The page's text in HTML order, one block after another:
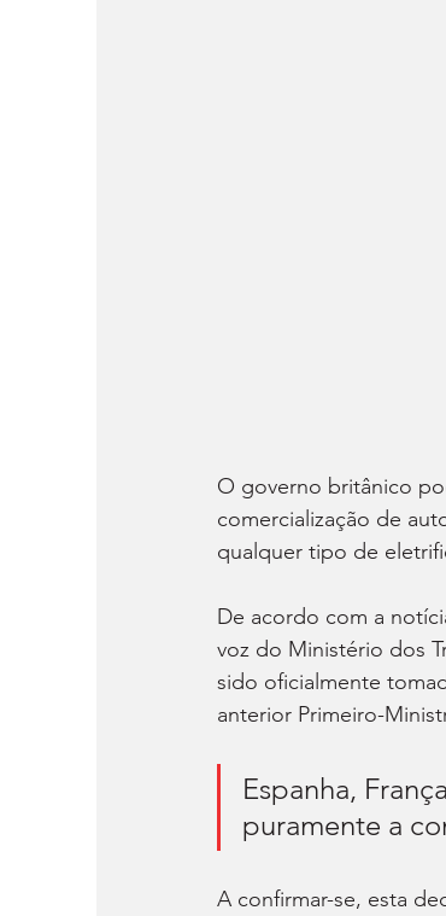
O governo britânico
comercialização de
qualquer tipo de
De acordo com a
voz do Ministério dos
sido oficialmente
anterior Primeiro-
Espanha,
puramente a
A confirmar-se, esta